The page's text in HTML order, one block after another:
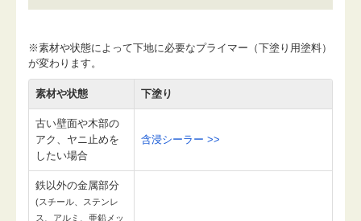
※素材や状態によって下地に必要なプライマー（下塗り用塗料）
が変わります。
素材や状態 下塗り
古い壁面や木部の
アク、ヤニ止めを
したい場合
含浸シーラー >>
鉄以外の金属部分
(スチール、ステンレ
ス、アルミ、亜鉛メッ